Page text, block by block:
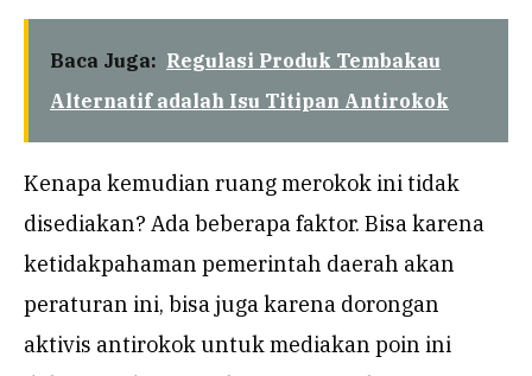
Baca Juga: Regulasi Produk Tembakau
Alternatif adalah Isu Titipan Antirokok
Kenapa kemudian ruang merokok ini tidak
disediakan? Ada beberapa faktor. Bisa karena
ketidakpahaman pemerintah daerah akan
peraturan ini, bisa juga karena dorongan
aktivis antirokok untuk mediakan poin ini